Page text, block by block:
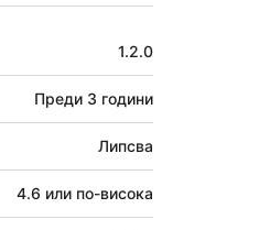
1.2.0
Преди 3 години
Липсва
4.6 или по-висока